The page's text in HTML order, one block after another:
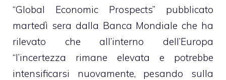
“Global Economic Prospects” pubblicato
martedì sera dalla Banca Mondiale che ha
rilevato che all’interno dell’Europa
“l’incertezza rimane elevata e potrebbe
intensificarsi nuovamente, pesando sulla